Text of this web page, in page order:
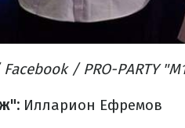
/ PRO-PARTY
Илларион Ефремов